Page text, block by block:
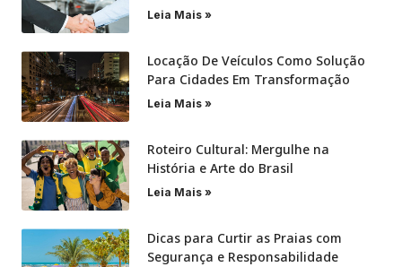
Leia Mais »
Locação De Veículos Como Solução
Para Cidades Em Transformação
Leia Mais »
Roteiro Cultural: Mergulhe na
História e Arte do Brasil
Leia Mais »
Dicas para Curtir as Praias com
Segurança e Responsabilidade